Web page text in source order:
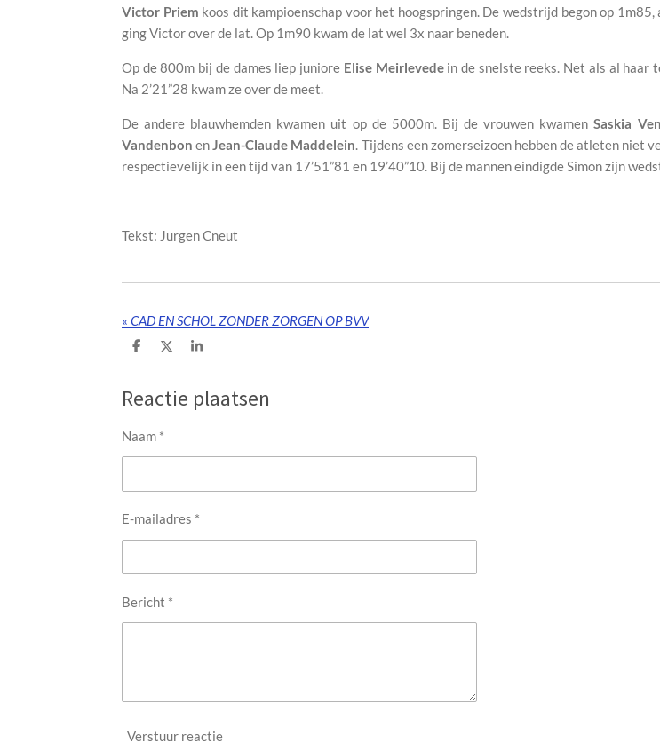
Victor Priem koos dit kampioenschap voor het hoogspringen. De wedstrijd begon op
ging Victor over de lat. Op 1m90 kwam de lat wel 3x naar beneden.
Op de 800m bij de dames liep juniore Elise Meirlevedein de snelste reeks. Net als al haar
Na 2’21”28 kwam ze over de meet.
De andere blauwhemden kwamen uit op de 5000m. Bij de vrouwen kwamenSaskia
Vandenbon enJean-Claude Maddelein. Tijdens een zomerseizoen hebben de atleten niet
respectievelijk in een tijd van 17’51”81 en 19’40”10. Bij de mannen eindigde Simon zijn
Tekst: Jurgen Cneut
« CAD EN SCHOL ZONDER ZORGEN OP BVV
D
n
D
l
S
e
Reactie plaatsen
Naam *
E-mailadres *
Bericht *
Verstuur reactie